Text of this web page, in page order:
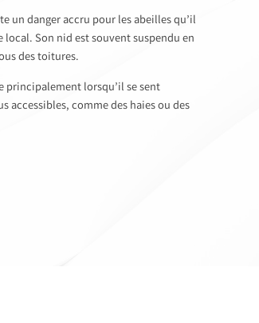
un danger accru pour les abeilles qu’il
Son nid est souvent suspendu en
des toitures.
principalement lorsqu’il se sent
accessibles, comme des haies ou des